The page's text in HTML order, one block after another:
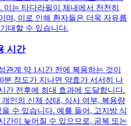
이는 타다라필이 체내에서 천천히
며, 이로 인해 환자들은 더욱 자유롭
대할 수 있습니다.
시간
관계 약 1시간 전에 복용하는 것이
분 정도가 지나면 약효가 서서히 나
간 전후에 최대 효과에 도달합니다.
인의 신체 상태, 식사 여부, 복용량
수 있습니다. 예를 들어, 고지방 식
간이 늦어질 수 있으므로, 공복 또는